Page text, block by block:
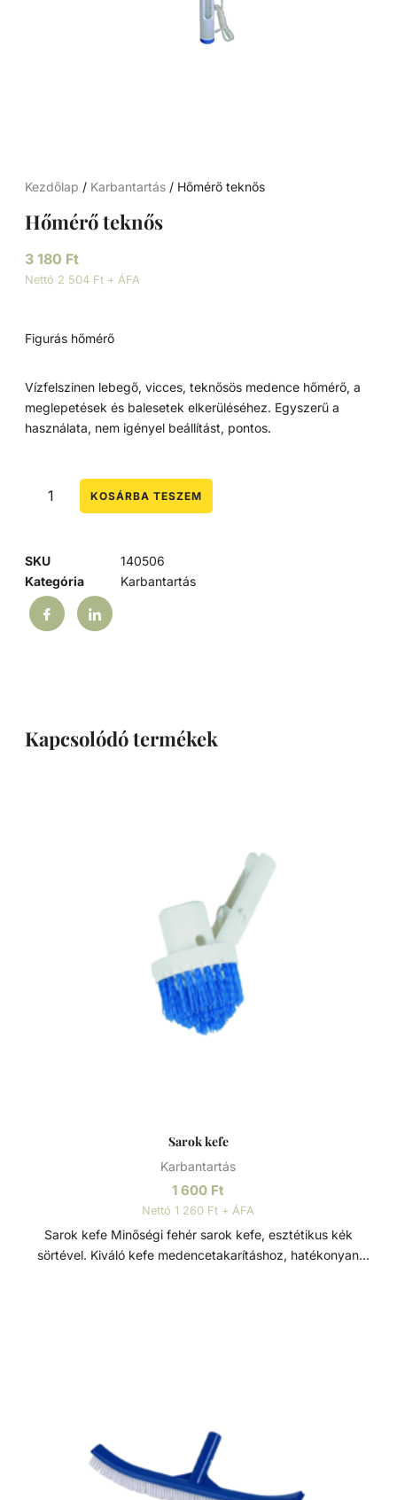
Kezdőlap / Karbantartás / Hőmérő teknős
Hőmérő teknős
3 180 Ft
Nettó 2 504 Ft + ÁFA
Figurás hőmérő
Vízfelszinen lebegő, vicces, teknősös medence hőmérő, a
meglepetések és balesetek elkerüléséhez. Egyszerű a
használata, nem igényel beállítást, pontos.
KOSÁRBA TESZEM
SKU
140506
Kategória
Karbantartás
Kapcsolódó termékek
Sarok kefe
Karbantartás
1 600 Ft
Nettó 1 260 Ft + ÁFA
Sarok kefe Minőségi fehér sarok kefe, esztétikus kék
sörtével. Kiváló kefe medencetakarításhoz, hatékonyan